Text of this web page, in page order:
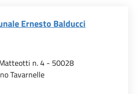
Ernesto Balducci
n. 4 - 50028
Tavarnelle